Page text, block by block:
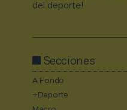
del deporte!
Secciones
A Fondo
+Deporte